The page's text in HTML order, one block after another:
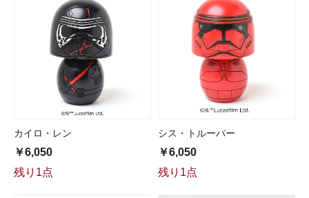
カイロ・レン
￥6,050
残り1点
シス・トルーパー
￥6,050
残り1点